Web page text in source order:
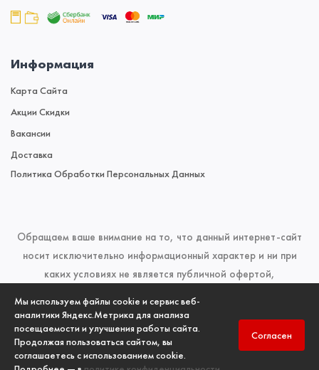
Мы используем файлы cookie и сервис веб-
аналитики Яндекс.Метрика для анализа
посещаемости и улучшения работы сайта.
Продолжая пользоваться сайтом, вы
соглашаетесь с использованием cookie.
Согласен
Информация
Карта Сайта
Акции Скидки
Вакансии
Доставка
Политика Обработки Персональных Данных
Обращаем ваше внимание на то, что данный интернет-сайт
носит исключительно информационный характер и ни при
каких условиях не является публичной офертой,
кодекса Российской Федерации. Для получения подробной
информации о наличии и стоимости указанных товаров и
(или) услуг, пожалуйста, обращайтесь к менеджерам отдела
продаж по телефонам, указанным в разделе